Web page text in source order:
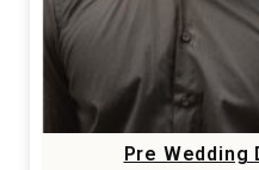
Pre Wedding